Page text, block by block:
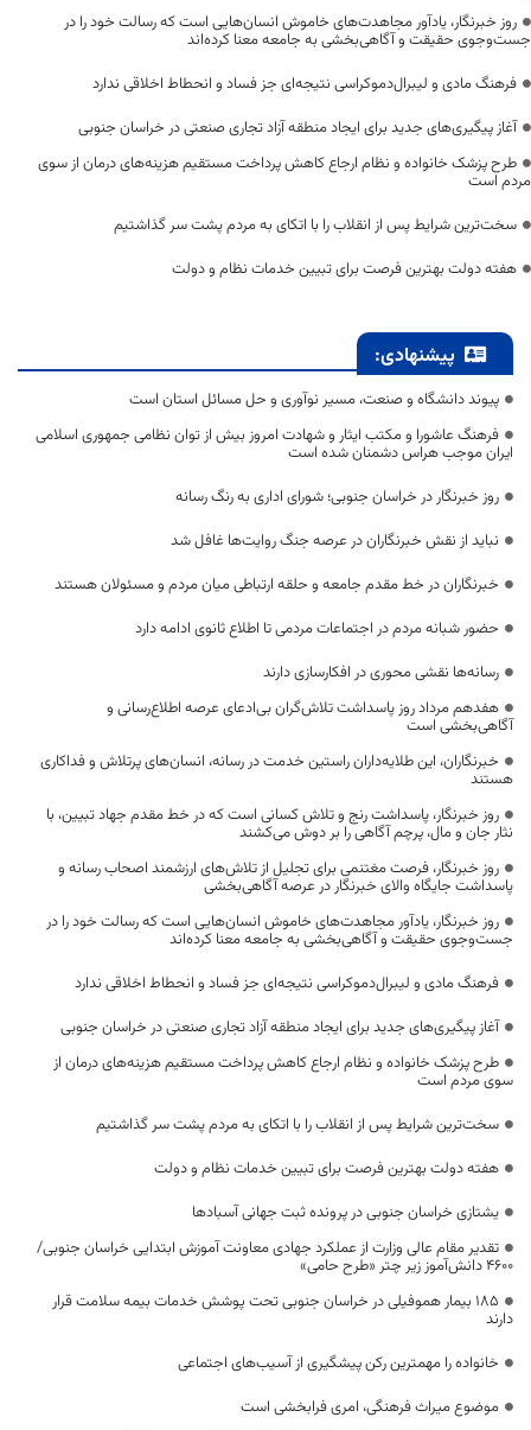
روز خبرنگار، یادآور مجاهدت‌های خاموش انسان‌هایی است که رسالت خود را در
جست‌وجوی حقیقت و آگاهی‌بخشی به جامعه معنا کرده‌اند
فرهنگ مادی و لیبرال‌دموکراسی نتیجه‌ای جز فساد و انحطاط اخلاقی ندارد
آغاز پیگیری‌های جدید برای ایجاد منطقه آزاد تجاری صنعتی در خراسان جنوبی
طرح پزشک خانواده و نظام ارجاع کاهش پرداخت مستقیم هزینه‌های درمان از سوی
مردم است
سخت‌ترین شرایط پس از انقلاب را با اتکای به مردم پشت سر گذاشتیم
هفته دولت بهترین فرصت برای تبیین خدمات نظام و دولت
پیشنهادی:
پیوند دانشگاه و صنعت، مسیر نوآوری و حل مسائل استان است
فرهنگ عاشورا و مکتب ایثار و شهادت امروز بیش از توان نظامی جمهوری اسلامی
ایران موجب هراس دشمنان شده است
روز خبرنگار در خراسان جنوبی؛ شورای اداری به رنگ رسانه
نباید از نقش خبرنگاران در عرصه جنگ روایت‌ها غافل شد
خبرنگاران در خط مقدم جامعه و حلقه ارتباطی میان مردم و مسئولان هستند
حضور شبانه مردم در اجتماعات مردمی تا اطلاع ثانوی ادامه دارد
رسانه‌ها نقشی محوری در افکارسازی دارند
هفدهم مرداد روز پاسداشت تلاش‌گران بی‌ادعای عرصه اطلاع‌رسانی و
آگاهی‌بخشی است
خبرنگاران، این طلایه‌داران راستین خدمت در رسانه، انسان‌های پرتلاش و فداکاری
هستند
روز خبرنگار، پاسداشت رنج و تلاش کسانی است که در خط مقدم جهاد تبیین، با
نثار جان و مال، پرچم آگاهی را بر دوش می‌کشند
روز خبرنگار، فرصت مغتنمی برای تجلیل از تلاش‌های ارزشمند اصحاب رسانه و
پاسداشت جایگاه والای خبرنگار در عرصه آگاهی‌بخشی
روز خبرنگار، یادآور مجاهدت‌های خاموش انسان‌هایی است که رسالت خود را در
جست‌وجوی حقیقت و آگاهی‌بخشی به جامعه معنا کرده‌اند
فرهنگ مادی و لیبرال‌دموکراسی نتیجه‌ای جز فساد و انحطاط اخلاقی ندارد
آغاز پیگیری‌های جدید برای ایجاد منطقه آزاد تجاری صنعتی در خراسان جنوبی
طرح پزشک خانواده و نظام ارجاع کاهش پرداخت مستقیم هزینه‌های درمان از
سوی مردم است
سخت‌ترین شرایط پس از انقلاب را با اتکای به مردم پشت سر گذاشتیم
هفته دولت بهترین فرصت برای تبیین خدمات نظام و دولت
یشتازی خراسان جنوبی در پرونده ثبت جهانی آسبادها
تقدیر مقام عالی وزارت از عملکرد جهادی معاونت آموزش ابتدایی خراسان جنوبی/
۴۶۰۰ دانش‌آموز زیر چتر «طرح حامی»
۱۸۵ بیمار هموفیلی در خراسان جنوبی تحت پوشش خدمات بیمه سلامت قرار
دارند
خانواده را مهمترین رکن پیشگیری از آسیب‌های اجتماعی
موضوع میراث فرهنگی، امری فرابخشی است